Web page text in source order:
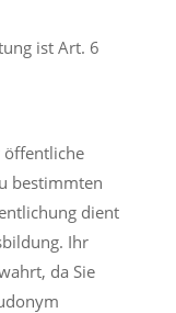
ist Art. 6
öffentliche
bestimmten
dient
Ihr
da Sie